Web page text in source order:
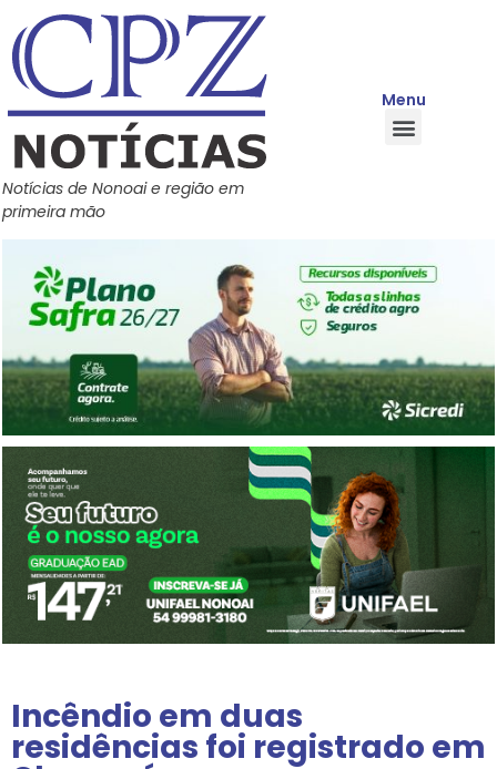
Notícias de Nonoai e região em
primeira mão
Menu
Incêndio em duas
residências foi registrado em